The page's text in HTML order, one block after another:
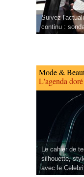
Suivez
continu :
Mode &
L'agenda
Le cahier de
silhouette,
avec le